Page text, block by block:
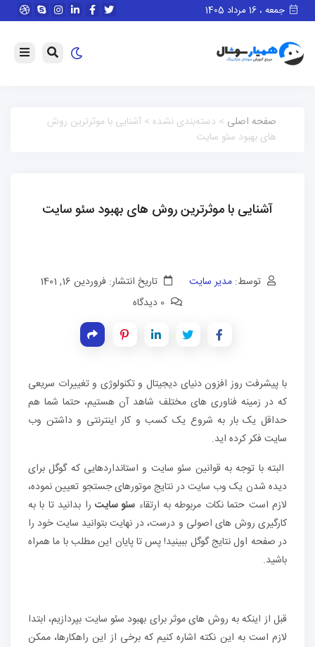
جمعه ، 16 مرداد 1405
صفحه اصلی > دسته‌بندی نشده > آشنایی با موثرترین روش
های بهبود سئو سایت
آشنایی با موثرترین روش های بهبود سئو سایت
توسط:مدیر سایت
تاریخ انتشار: فروردین 16, 1401
با پیشرفت روز افزون دنیای دیجیتال و تکنولوژی و تغییرات سریعی
که در زمینه فناوری های مختلف شاهد آن هستیم، حتما شما هم
حداقل یک بار به شروع یک کسب و کار اینترنتی و داشتن وب
سایت فکر کرده اید.
البته با توجه به قوانین سئو سایت و استانداردهایی که گوگل برای
دیده شدن یک وب سایت در نتایج موتورهای جستجو تعیین نموده،
لازم است حتما نکات مربوطه به ارتقاء سئو سایت را بدانید تا با به
کارگیری روش های اصولی و درست، در نهایت بتوانید سایت خود را
در صفحه اول نتایج گوگل ببینید! پس تا پایان این مطلب با ما همراه
باشید.
قبل از اینکه به روش های موثر برای بهبود سئو سایت بپردازیم، ابتدا
لازم است به این نکته اشاره کنیم که برخی از این راهکارها، ممکن